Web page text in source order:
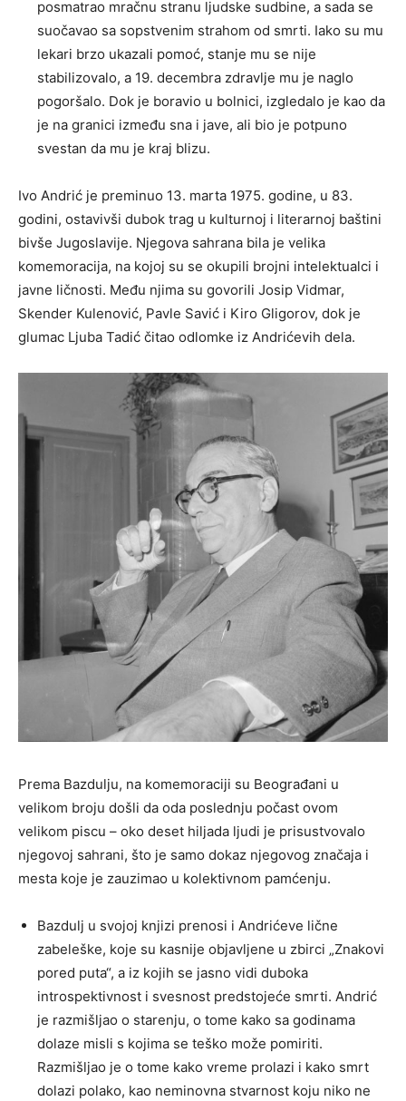
posmatrao mračnu stranu ljudske sudbine, a sada se
suočavao sa sopstvenim strahom od smrti. Iako su mu
lekari brzo ukazali pomoć, stanje mu se nije
stabilizovalo, a 19. decembra zdravlje mu je naglo
pogoršalo. Dok je boravio u bolnici, izgledalo je kao da
je na granici između sna i jave, ali bio je potpuno
svestan da mu je kraj blizu.
Ivo Andrić je preminuo 13. marta 1975. godine, u 83.
godini, ostavivši dubok trag u kulturnoj i literarnoj baštini
bivše Jugoslavije. Njegova sahrana bila je velika
komemoracija, na kojoj su se okupili brojni intelektualci i
javne ličnosti. Među njima su govorili Josip Vidmar,
Skender Kulenović, Pavle Savić i Kiro Gligorov, dok je
glumac Ljuba Tadić čitao odlomke iz Andrićevih dela.
Prema Bazdulju, na komemoraciji su Beograđani u
velikom broju došli da oda poslednju počast ovom
velikom piscu – oko deset hiljada ljudi je prisustvovalo
njegovoj sahrani, što je samo dokaz njegovog značaja i
mesta koje je zauzimao u kolektivnom pamćenju.
Bazdulj u svojoj knjizi prenosi i Andrićeve lične
zabeleške, koje su kasnije objavljene u zbirci „Znakovi
pored puta“, a iz kojih se jasno vidi duboka
introspektivnost i svesnost predstojeće smrti. Andrić
je razmišljao o starenju, o tome kako sa godinama
dolaze misli s kojima se teško može pomiriti.
Razmišljao je o tome kako vreme prolazi i kako smrt
dolazi polako, kao neminovna stvarnost koju niko ne